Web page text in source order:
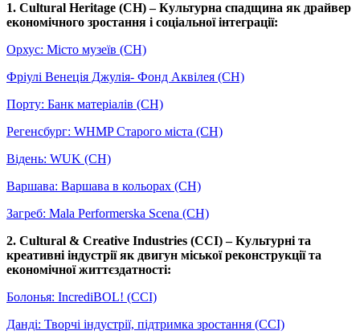
1. Cultural Heritage (CH) – Культурна спадщина як драйвер
економічного зростання і соціальної інтеграції:
Орхус: Місто музеїв (CH)
Фріулі Венеція Джулія- Фонд Аквілея (CH)
Порту: Банк матеріалів (CH)
Регенсбург: WHMP Старого міста (CH)
Відень: WUK (CH)
Варшава: Варшава в кольорах (CH)
Загреб: Mala Performerska Scena (CH)
2. Cultural & Creative Industries (CCI) – Культурні та
креативні індустрії як двигун міської реконструкції та
економічної життєздатності:
Болонья: IncrediBOL! (CCI)
Данді: Творчі індустрії, підтримка зростання (CCI)